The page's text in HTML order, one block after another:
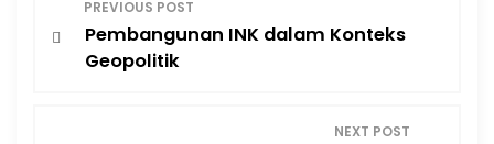
PREVIOUS POST
Pembangunan INK dalam Konteks
Geopolitik
NEXT POST